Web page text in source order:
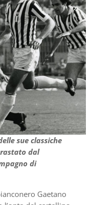
sue classiche
dal
di
Gaetano